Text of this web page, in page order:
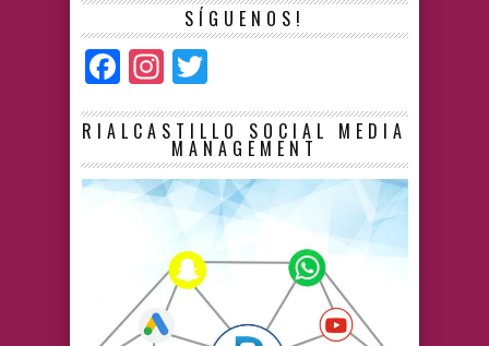
SÍGUENOS!
Facebook
Instagram
RIALCASTILLO SOCIAL MEDIA
MANAGEMENT